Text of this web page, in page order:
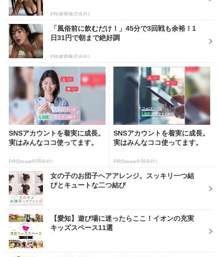
PR(健商株式会社)
「風俗前に飲むだけ！」45分で3回戦も余裕！1
日31円で朝まで絶好調
PR(健商株式会社)
SNSアカウントを着実に成長。
実はみんなココ使ってます。
PR(Dreaw合同会社)
SNSアカウントを着実に成長。
実はみんなココ使ってます。
PR(Dreaw合同会社)
女の子のお団子ヘアアレンジ。スッキリ一つ結
びとキュートな二つ結び
【愛知】遊び場に迷ったらここ！イオンの充実
キッズスペース11選